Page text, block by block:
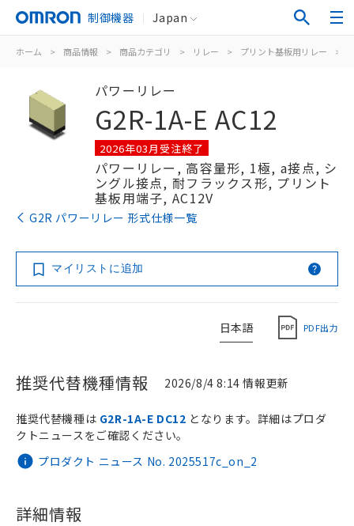
制御機器 Japan
ホーム > 商品情報 > 商品カテゴリ > リレー > プリント基板用リレー >
パワーリレー
G2R-1A-E AC12
2026年03月受注終了
パワーリレー, 高容量形, 1極, a接点, シ
ングル接点, 耐フラックス形, プリント
基板用端子, AC12V
G2R パワーリレー 形式仕様一覧
マイリストに追加
日本語 PDF出力
推奨代替機種情報 2026/8/4 8:14 情報更新
プロダクト ニュース No. 2025517c_on_2
推奨代替機種は G2R-1A-E DC12 となります。詳細はプロダ
クトニュースをご確認ください。
詳細情報